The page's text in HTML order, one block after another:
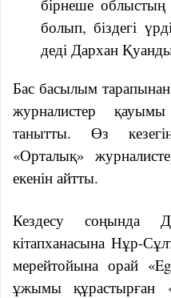
бірнеше облыстың
болып, біздегі
деді Дархан
Бас басылым
журналистер
танытты. Өз
«Орталық»
екенін айтты.
Кездесу соңында
кітапханасына Нұр-
мерейтойына орай
ұжымы құрастырған